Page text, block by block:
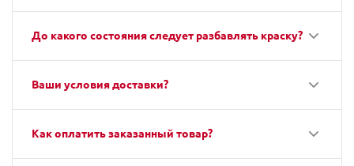
До какого состояния следует разбавлять краску?
Ваши условия доставки?
Как оплатить заказанный товар?